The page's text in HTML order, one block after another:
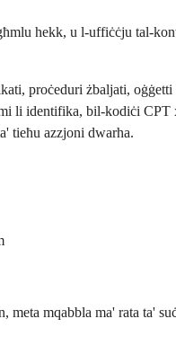
hekk, u l-uffiċċju tal-
proċeduri żbaljati,
li identifika, bil-kodiċi
tieħu azzjoni dwarha.
mqabbla ma' rata ta'